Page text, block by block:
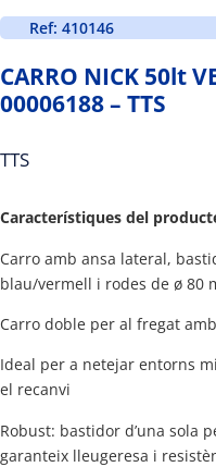
Ref: 410146
CARRO NICK 50lt
00006188 – TTS
TTS
Característiques del
Carro amb ansa lateral,
blau/vermell i rodes de ø 80
Carro doble per al fregat
Ideal per a netejar entorns
el recanvi
Robust: bastidor d’una sola
garanteix lleugeresa i